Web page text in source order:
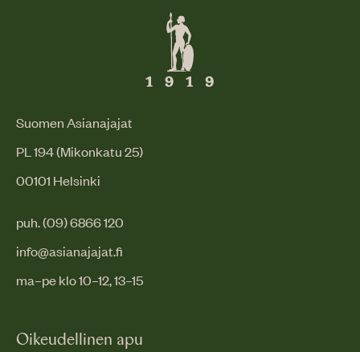
Suomen Asianajajat
PL 194 (Mikonkatu 25)
00101 Helsinki
puh. (09) 6866 120
info@asianajajat.fi
ma–pe klo 10–12, 13–15
Oikeudellinen apu